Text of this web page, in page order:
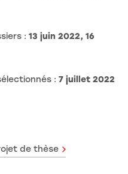
: 13 juin 2022, 16
: 7 juillet 2022
de thèse